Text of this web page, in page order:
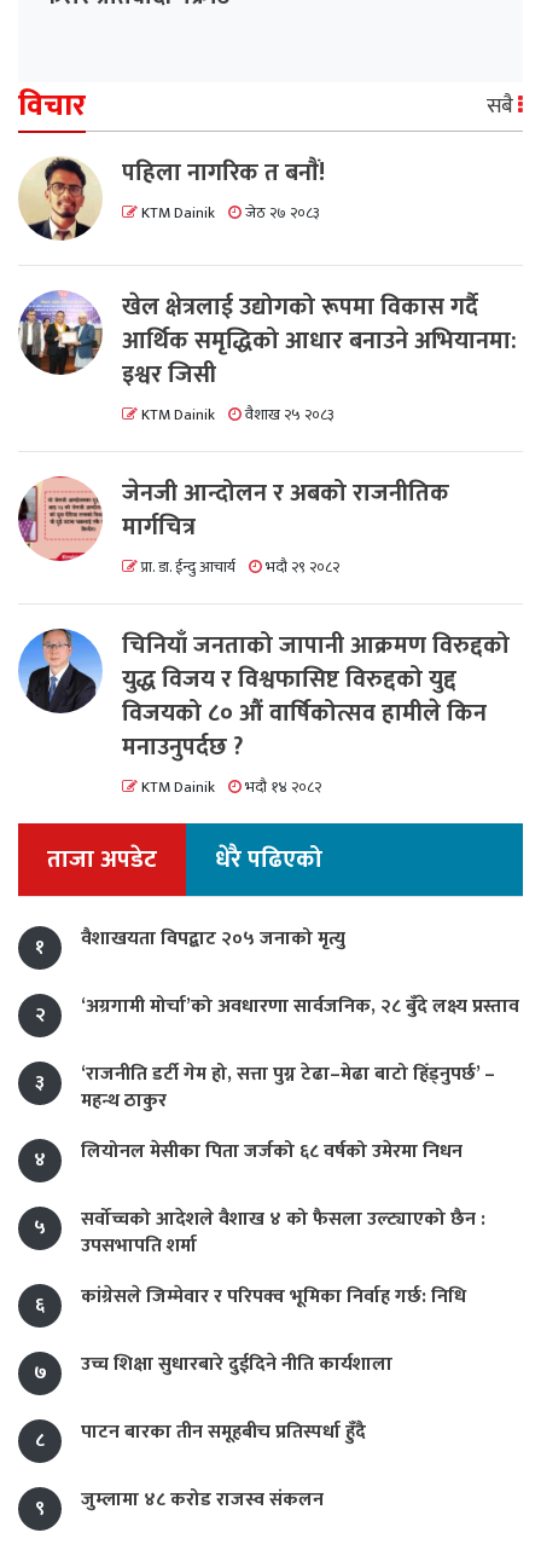
विचार सबै
पहिला नागरिक त बनाैं!
KTM Dainik जेठ २७ २०८३
खेल क्षेत्रलाई उद्योगको रूपमा विकास गर्दै
आर्थिक समृद्धिको आधार बनाउने अभियानमा:
इश्वर जिसी
KTM Dainik वैशाख २५ २०८३
जेनजी आन्दोलन र अबको राजनीतिक
मार्गचित्र
प्रा. डा. ईन्दु आचार्य भदौ २९ २०८२
चिनियाँ जनताको जापानी आक्रमण विरुद्दको
युद्ध विजय र विश्वफासिष्ट विरुद्दको युद्द
विजयको ८० औं वार्षिकोत्सव हामीले किन
मनाउनुपर्दछ ?
KTM Dainik भदौ १४ २०८२
ताजा अपडेट धेरै पढिएको
१ वैशाखयता विपद्बाट २०५ जनाको मृत्यु
२ ‘अग्रगामी मोर्चा’को अवधारणा सार्वजनिक, २८ बुँदे लक्ष्य प्रस्ताव
३
‘राजनीति डर्टी गेम हो, सत्ता पुग्न टेढा–मेढा बाटो हिँड्नुपर्छ’ –
महन्थ ठाकुर
४
लियोनल मेसीका पिता जर्जको ६८ वर्षको उमेरमा निधन
५
सर्वोच्चको आदेशले वैशाख ४ को फैसला उल्ट्याएको छैन :
उपसभापति शर्मा
६
कांग्रेसले जिम्मेवार र परिपक्व भूमिका निर्वाह गर्छ: निधि
७ उच्च शिक्षा सुधारबारे दुईदिने नीति कार्यशाला
८ पाटन बारका तीन समूहबीच प्रतिस्पर्धा हुँदै
९ जुम्लामा ४८ करोड राजस्व संकलन